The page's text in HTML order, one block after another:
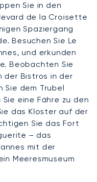
Sie in den
de la Croisette
Spaziergang
Besuchen Sie Le
und erkunden
Beobachten Sie
der Bistros in der
Sie dem Trubel
eine Fähre zu den
das Kloster auf der
Sie das Fort
– das
mit der
Meeresmuseum